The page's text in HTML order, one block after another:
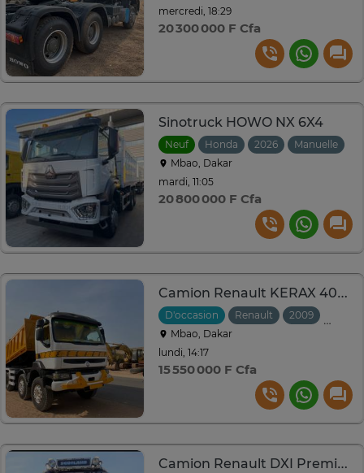
mercredi, 18:29
20 300 000 F Cfa
Sinotruck HOWO NX 6X4
Neuf Honda 2026
Manuelle
Mbao, Dakar
mardi, 11:05
20 800 000 F Cfa
Camion Renault KERAX 400 12 Roues
D'occasion Renault 2009
Mbao, Dakar
lundi, 14:17
15 550 000 F Cfa
Camion Renault DXI Premium dgt omzo